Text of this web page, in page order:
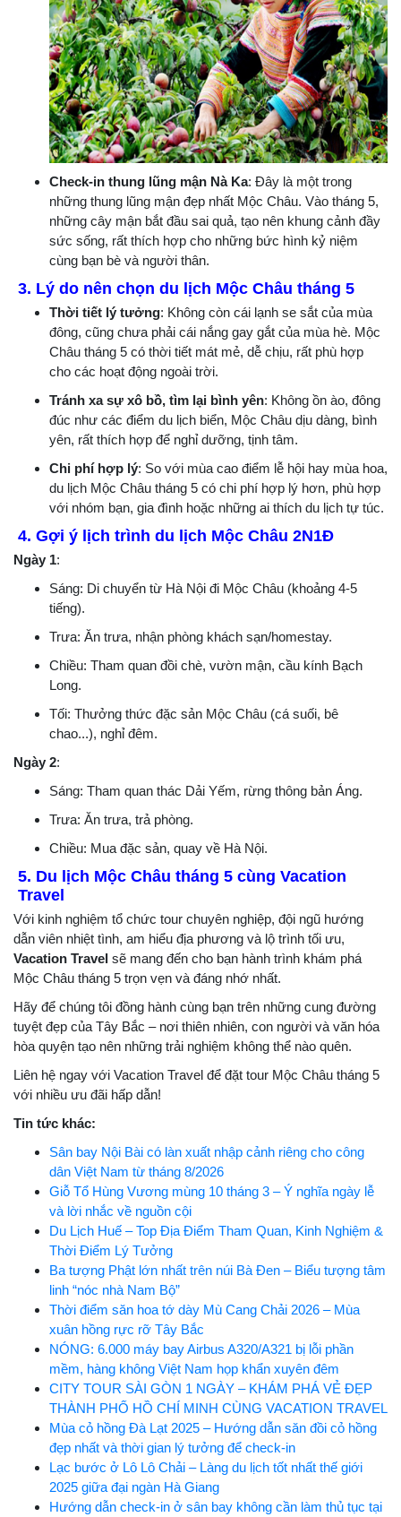
Check-in thung lũng mận Nà Ka: Đây là một trong
những thung lũng mận đẹp nhất Mộc Châu. Vào tháng 5,
những cây mận bắt đầu sai quả, tạo nên khung cảnh đầy
sức sống, rất thích hợp cho những bức hình kỷ niệm
cùng bạn bè và người thân.
3. Lý do nên chọn du lịch Mộc Châu tháng 5
Thời tiết lý tưởng: Không còn cái lạnh se sắt của mùa
đông, cũng chưa phải cái nắng gay gắt của mùa hè. Mộc
Châu tháng 5 có thời tiết mát mẻ, dễ chịu, rất phù hợp
cho các hoạt động ngoài trời.
Tránh xa sự xô bồ, tìm lại bình yên: Không ồn ào, đông
đúc như các điểm du lịch biển, Mộc Châu dịu dàng, bình
yên, rất thích hợp để nghỉ dưỡng, tịnh tâm.
Chi phí hợp lý: So với mùa cao điểm lễ hội hay mùa hoa,
du lịch Mộc Châu tháng 5 có chi phí hợp lý hơn, phù hợp
với nhóm bạn, gia đình hoặc những ai thích du lịch tự túc.
4. Gợi ý lịch trình du lịch Mộc Châu 2N1Đ
Ngày 1:
Sáng: Di chuyển từ Hà Nội đi Mộc Châu (khoảng 4-5
tiếng).
Trưa: Ăn trưa, nhận phòng khách sạn/homestay.
Chiều: Tham quan đồi chè, vườn mận, cầu kính Bạch
Long.
Tối: Thưởng thức đặc sản Mộc Châu (cá suối, bê
chao...), nghỉ đêm.
Ngày 2:
Sáng: Tham quan thác Dải Yếm, rừng thông bản Áng.
Trưa: Ăn trưa, trả phòng.
Chiều: Mua đặc sản, quay về Hà Nội.
5. Du lịch Mộc Châu tháng 5 cùng Vacation
Travel
Với kinh nghiệm tổ chức tour chuyên nghiệp, đội ngũ hướng
dẫn viên nhiệt tình, am hiểu địa phương và lộ trình tối ưu,
Vacation Travel sẽ mang đến cho bạn hành trình khám phá
Mộc Châu tháng 5 trọn vẹn và đáng nhớ nhất.
Hãy để chúng tôi đồng hành cùng bạn trên những cung đường
tuyệt đẹp của Tây Bắc – nơi thiên nhiên, con người và văn hóa
hòa quyện tạo nên những trải nghiệm không thể nào quên.
Liên hệ ngay với Vacation Travel để đặt tour Mộc Châu tháng 5
với nhiều ưu đãi hấp dẫn!
Tin tức khác:
Sân bay Nội Bài có làn xuất nhập cảnh riêng cho công
dân Việt Nam từ tháng 8/2026
Giỗ Tổ Hùng Vương mùng 10 tháng 3 – Ý nghĩa ngày lễ
và lời nhắc về nguồn cội
Du Lịch Huế – Top Địa Điểm Tham Quan, Kinh Nghiệm &
Thời Điểm Lý Tưởng
Ba tượng Phật lớn nhất trên núi Bà Đen – Biểu tượng tâm
linh “nóc nhà Nam Bộ”
Thời điểm săn hoa tớ dày Mù Cang Chải 2026 – Mùa
xuân hồng rực rỡ Tây Bắc
NÓNG: 6.000 máy bay Airbus A320/A321 bị lỗi phần
mềm, hàng không Việt Nam họp khẩn xuyên đêm
CITY TOUR SÀI GÒN 1 NGÀY – KHÁM PHÁ VẺ ĐẸP
THÀNH PHỐ HỒ CHÍ MINH CÙNG VACATION TRAVEL
Mùa cỏ hồng Đà Lạt 2025 – Hướng dẫn săn đồi cỏ hồng
đẹp nhất và thời gian lý tưởng để check-in
Lạc bước ở Lô Lô Chải – Làng du lịch tốt nhất thế giới
2025 giữa đại ngàn Hà Giang
Hướng dẫn check-in ở sân bay không cần làm thủ tục tại